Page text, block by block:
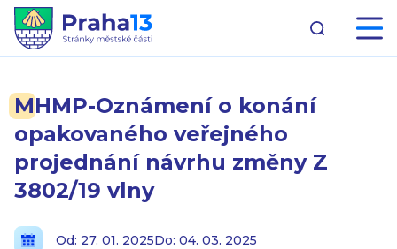
MHMP-Oznámení o konání
opakovaného veřejného
projednání návrhu změny Z
3802/19 vlny
Od: 27. 01. 2025Do: 04. 03. 2025